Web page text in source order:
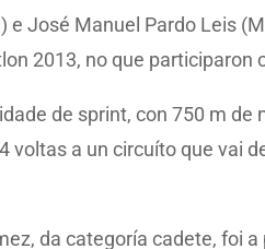
e José Manuel Pardo Leis
2013, no que participaron
de sprint, con 750 m
voltas a un circuíto que vai
da categoría cadete, foi